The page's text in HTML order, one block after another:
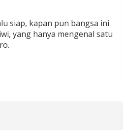
siap, kapan pun bangsa ini
yang hanya mengenal satu